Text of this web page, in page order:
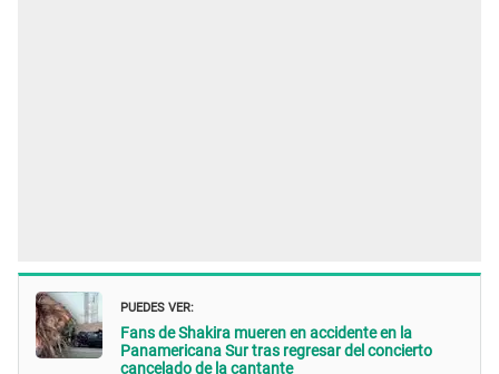
PUEDES VER:
Fans de Shakira mueren en accidente en la
Panamericana Sur tras regresar del concierto
cancelado de la cantante